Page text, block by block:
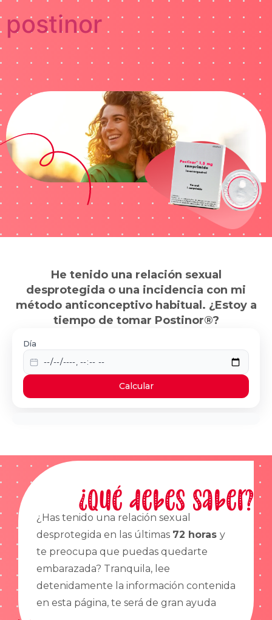
postinor
He tenido una relación sexual
desprotegida o una incidencia con mi
método anticonceptivo habitual. ¿Estoy a
tiempo de tomar Postinor®?
Día
Calcular
¿Qué debes saber?
¿Has tenido una relación sexual
desprotegida en las últimas 72 horas y
te preocupa que puedas quedarte
embarazada? Tranquila, lee
detenidamente la información contenida
en esta página, te será de gran ayuda